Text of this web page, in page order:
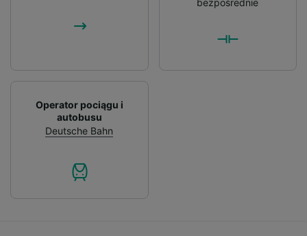
Operator pociągu i
autobusu
Deutsche Bahn